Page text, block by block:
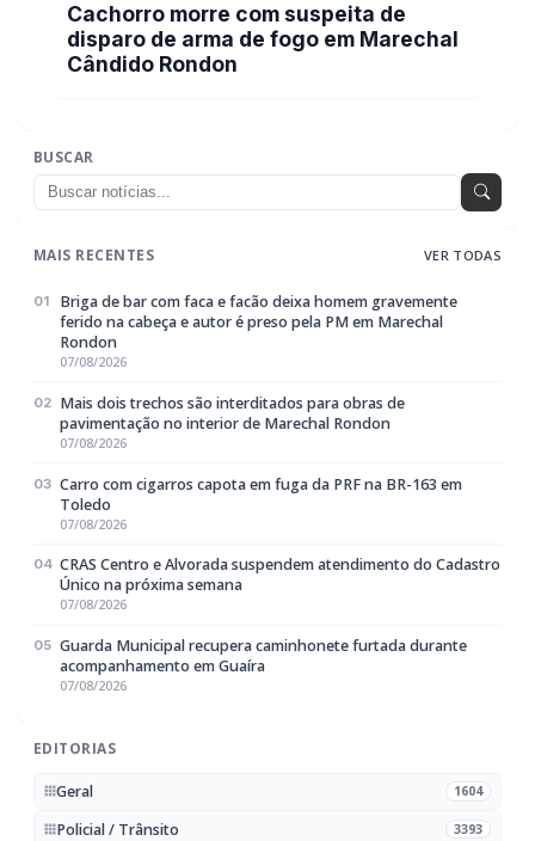
Cachorro morre com suspeita de
disparo de arma de fogo em Marechal
Cândido Rondon
BUSCAR
MAIS RECENTES VER TODAS
01
Briga de bar com faca e facão deixa homem gravemente
ferido na cabeça e autor é preso pela PM em Marechal
Rondon
07/08/2026
02 Mais dois trechos são interditados para obras de
pavimentação no interior de Marechal Rondon
07/08/2026
03 Carro com cigarros capota em fuga da PRF na BR-163 em
Toledo
07/08/2026
04 CRAS Centro e Alvorada suspendem atendimento do Cadastro
Único na próxima semana
07/08/2026
05 Guarda Municipal recupera caminhonete furtada durante
acompanhamento em Guaíra
07/08/2026
EDITORIAS
Geral 1604
Policial / Trânsito 3393